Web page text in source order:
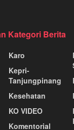
Kategori Berita
Karo
Kepri-
Tanjungpinang
Kesehatan
KO VIDEO
Komentorial